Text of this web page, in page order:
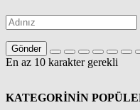
Gönder
En az 10 karakter gerekli
KATEGORİNİN